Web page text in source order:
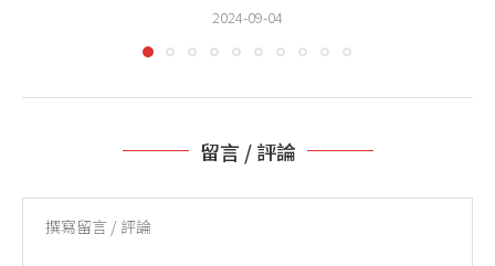
2024-09-04
留言 / 評論